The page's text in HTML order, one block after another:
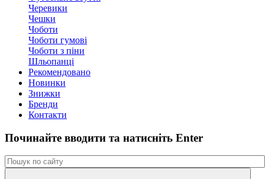
Черевики
Чешки
Чоботи
Чоботи гумові
Чоботи з піни
Шльопанці
Рекомендовано
Новинки
Знижки
Бренди
Контакти
Починайте вводити та натиснiть Enter